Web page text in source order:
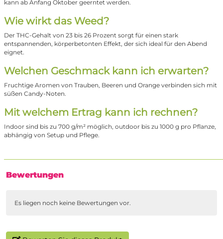
kann ab Anfang Oktober geerntet werden.
Wie wirkt das Weed?
Der THC-Gehalt von 23 bis 26 Prozent sorgt für einen stark
entspannenden, körperbetonten Effekt, der sich ideal für den Abend
eignet.
Welchen Geschmack kann ich erwarten?
Fruchtige Aromen von Trauben, Beeren und Orange verbinden sich mit
süßen Candy-Noten.
Mit welchem Ertrag kann ich rechnen?
Indoor sind bis zu 700 g/m² möglich, outdoor bis zu 1000 g pro Pflanze,
abhängig von Setup und Pflege.
Bewertungen
Es liegen noch keine Bewertungen vor.